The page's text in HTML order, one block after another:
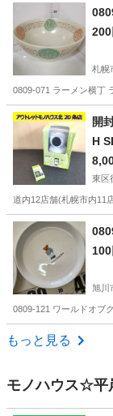
北海道 札幌市
200
札幌
0809-071 ラーメン横丁
北海道 札幌市
開
H
用
ト
東区
道内12店舗(札幌市内11
北海道 札幌市
100
旭川
0809-121 ワールドオブ
北海道 旭川市
もっと見る
モノハウス☆平